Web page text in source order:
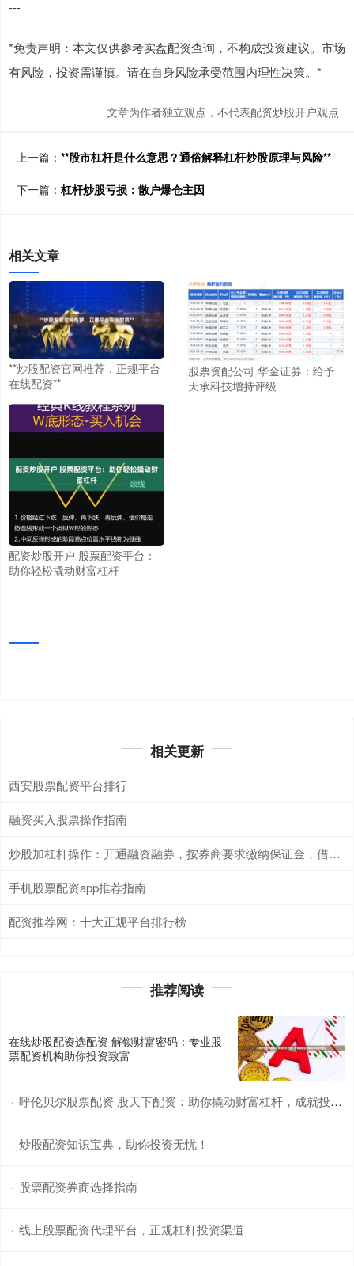
---
*免责声明：本文仅供参考实盘配资查询，不构成投资建议。市场
有风险，投资需谨慎。请在自身风险承受范围内理性决策。*
文章为作者独立观点，不代表配资炒股开户观点
上一篇： **股市杠杆是什么意思？通俗解释杠杆炒股原理与风险**
下一篇： 杠杆炒股亏损：散户爆仓主因
相关文章
**炒股配资官网推荐，正规平台
在线配资**
股票资配公司 华金证券：给予
天承科技增持评级
配资炒股开户 股票配资平台：
助你轻松撬动财富杠杆
相关更新
西安股票配资平台排行
融资买入股票操作指南
炒股加杠杆操作：开通融资融券，按券商要求缴纳保证金，借入资金放大收益。
手机股票配资app推荐指南
配资推荐网：十大正规平台排行榜
推荐阅读
在线炒股配资选配资 解锁财富密码：专业股
票配资机构助你投资致富
· 呼伦贝尔股票配资 股天下配资：助你撬动财富杠杆，成就投资梦想
· 炒股配资知识宝典，助你投资无忧！
· 股票配资券商选择指南
· 线上股票配资代理平台，正规杠杆投资渠道